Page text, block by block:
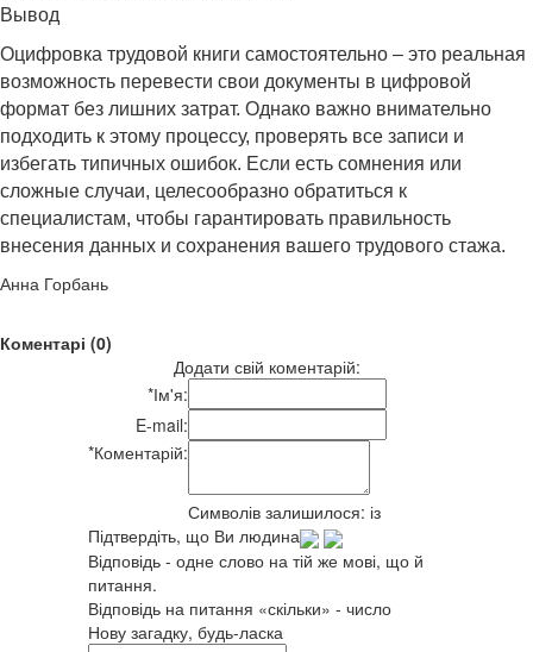
Вывод
Оцифровка трудовой книги самостоятельно – это реальная
возможность перевести свои документы в цифровой
формат без лишних затрат. Однако важно внимательно
подходить к этому процессу, проверять все записи и
избегать типичных ошибок. Если есть сомнения или
сложные случаи, целесообразно обратиться к
специалистам, чтобы гарантировать правильность
внесения данных и сохранения вашего трудового стажа.
Анна Горбань
Коментарі (0)
Додати свій коментарій:
*Ім'я:
E-mail:
*Коментарій:
Символів залишилося: із
Підтвердіть, що Ви людина
Відповідь - одне слово на тій же мові, що й
питання.
Відповідь на питання «скільки» - число
Нову загадку, будь-ласка